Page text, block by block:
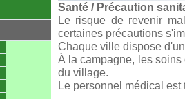
Santé / Précaution
Le risque de revenir
certaines précautions
Chaque ville dispose
À la campagne, les
du village.
Le personnel médical est